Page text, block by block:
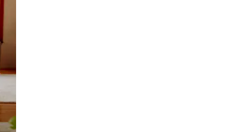
y deslizando la pantalla.